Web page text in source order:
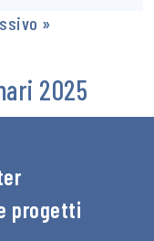
»
2025
progetti